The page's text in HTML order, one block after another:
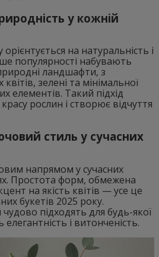
у кожній
на натуральність і
популярності набувають
ландшафти, з
зелені та мінімальної
елементів. Такий підхід
рослин і створює відчуття
стиль у сучасних
напрямом у сучасних
Простота форм, обмежена
на якість квітів — усе це
букетів 2025 року.
чудово підходять для будь-якої
і витонченість.